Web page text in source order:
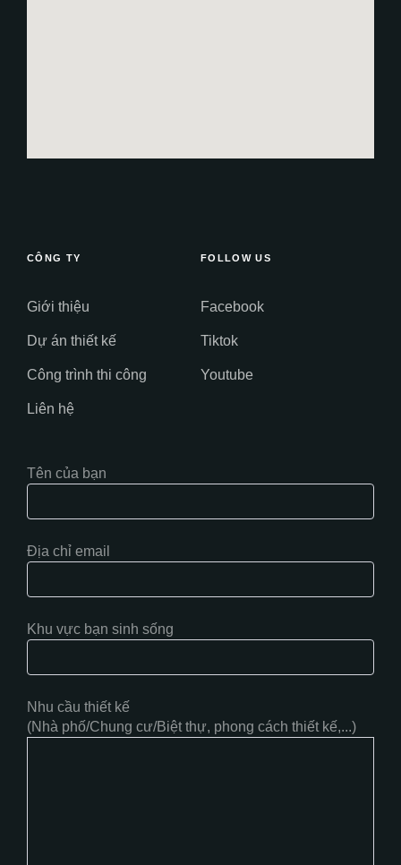
CÔNG TY
Giới thiệu
Dự án thiết kế
Công trình thi công
Liên hệ
FOLLOW US
Facebook
Tiktok
Youtube
Tên của bạn
Địa chỉ email
Khu vực bạn sinh sống
Nhu cầu thiết kế
(Nhà phố/Chung cư/Biệt thự, phong cách thiết kế,...)